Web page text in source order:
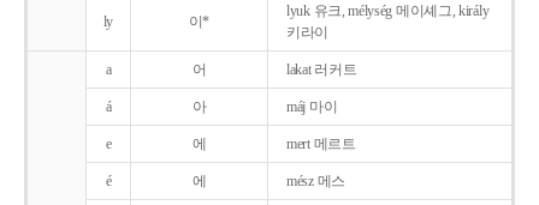
ly 이*
lyuk 유크, mélység 메이셰그, király
키라이
a 어 lakat 러커트
á 아 máj 마이
e 에 mert 메르트
é 에 mész 메스